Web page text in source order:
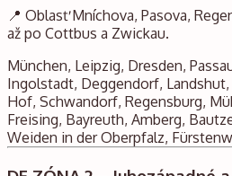
📍 Oblasť Mníchova, Pasova,
až po Cottbus a Zwickau.
München, Leipzig, Dresden,
Ingolstadt, Deggendorf,
Hof, Schwandorf, Regensburg,
Freising, Bayreuth, Amberg,
Weiden in der Oberpfalz,